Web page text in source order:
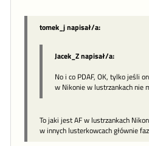
tomek_j napisał/a:
Jacek_Z napisał/a:
No i co PDAF, OK, tylko jeśli
w Nikonie w lustrzankach nie
To jaki jest AF w lustrzankach
w innych lusterkowcach głównie